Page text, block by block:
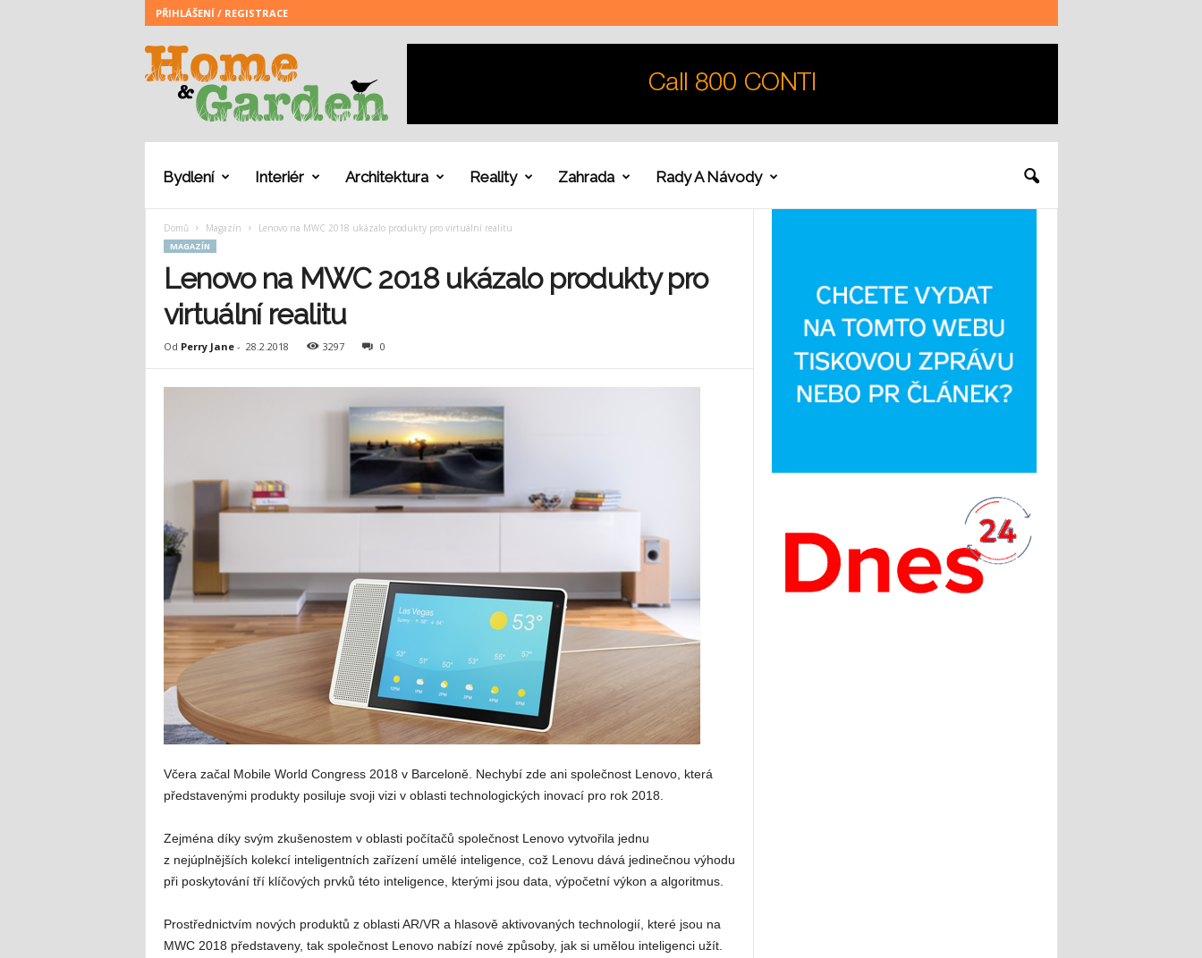
PŘIHLÁŠENÍ / REGISTRACE
m
r
Bydlení Interiér Architektura Reality Zahrada Rady A Návody
Domů Magazín Lenovo na MWC 2018 ukázalo produkty pro virtuální realitu
MAGAZÍN
Lenovo na MWC 2018 ukázalo produkty pro
virtuální realitu
Od Perry Jane- 28.2.2018 3297 0
Včera začal Mobile World Congress 2018 v Barceloně. Nechybí zde ani společnost Lenovo, která
představenými produkty posiluje svoji vizi v oblasti technologických inovací pro rok 2018.
Zejména díky svým zkušenostem v oblasti počítačů společnost Lenovo vytvořila jednu
z nejúplnějších kolekcí inteligentních zařízení umělé inteligence, což Lenovu dává jedinečnou výhodu
při poskytování tří klíčových prvků této inteligence, kterými jsou data, výpočetní výkon a algoritmus.
Prostřednictvím nových produktů z oblasti AR/VR a hlasově aktivovaných technologií, které jsou na
MWC 2018 představeny, tak společnost Lenovo nabízí nové způsoby, jak si umělou inteligenci užít.